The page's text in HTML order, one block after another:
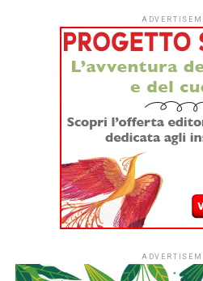
storico, ideologico, culturale e
stile e un genere artistico.
stesso creatore e del suo
giocano un ruolo anche i fruitori
passivo, ma partecipativo. In tal
le recenti conoscenze
visiva conscia ed inconscia,
coscienza “sognanti”, su i
proiezione nei confronti delle
di queste ultime possono
mediatori di queste
significati e sui messaggi
archetipi e all’organizzazione